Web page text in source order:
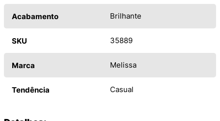
Acabamento Brilhante
SKU 35889
Marca Melissa
Tendência Casual